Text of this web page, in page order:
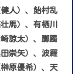
人）、飴村乱
馬）、有栖川
諒太）、躑躅
崇矢）、波羅
原優希）、天